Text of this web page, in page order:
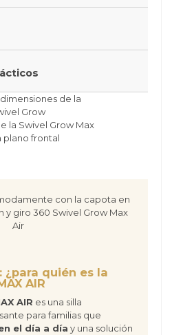
¿para quién es la
AIR
AIR es una silla
para familias que
el día a día y una solución